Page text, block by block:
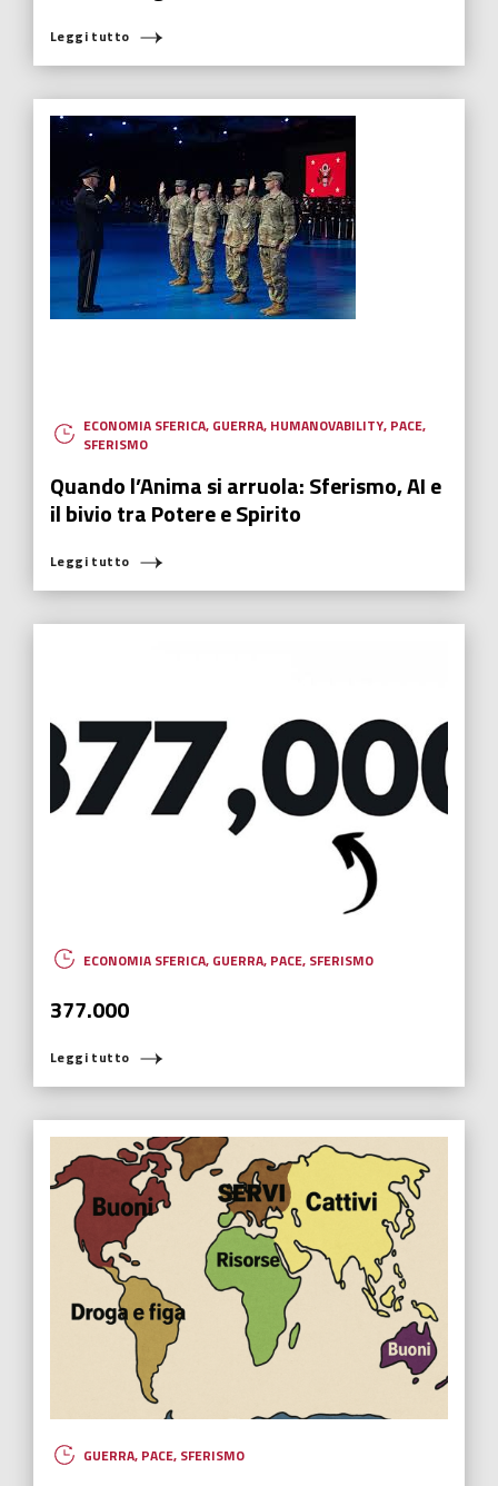
Leggi tutto
ECONOMIA SFERICA, GUERRA, HUMANOVABILITY, PACE,
SFERISMO
Quando l’Anima si arruola: Sferismo, AI e
il bivio tra Potere e Spirito
Leggi tutto
ECONOMIA SFERICA, GUERRA, PACE, SFERISMO
377.000
Leggi tutto
GUERRA, PACE, SFERISMO